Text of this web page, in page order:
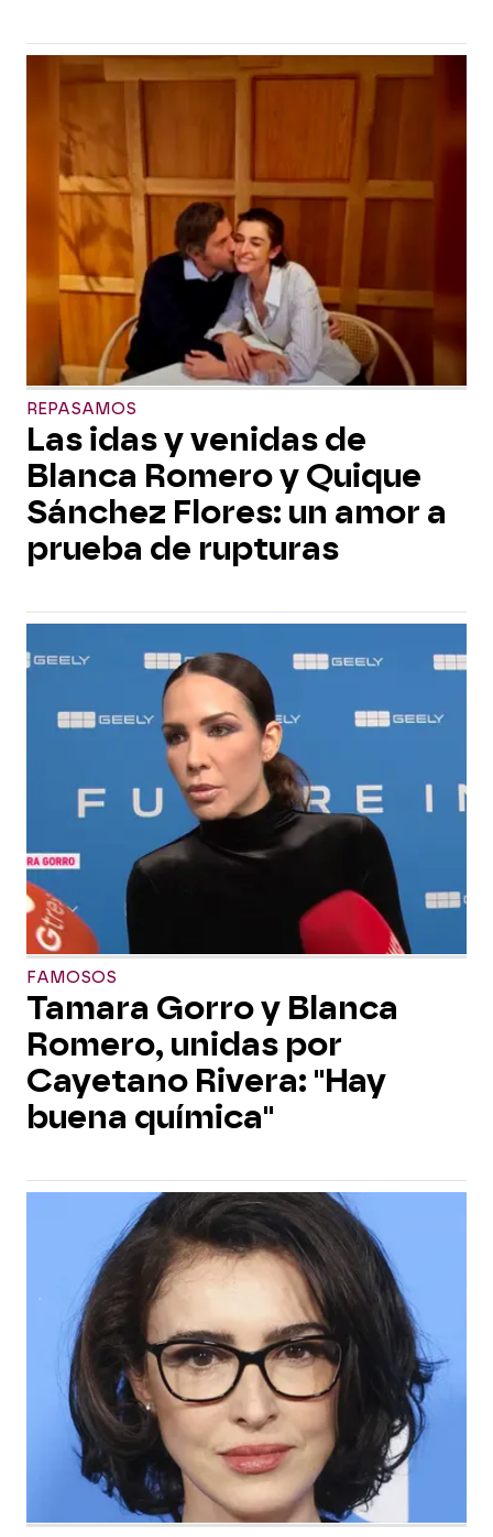
REPASAMOS
Las idas y venidas de
Blanca Romero y Quique
Sánchez Flores: un amor a
prueba de rupturas
FAMOSOS
Tamara Gorro y Blanca
Romero, unidas por
Cayetano Rivera: "Hay
buena química"